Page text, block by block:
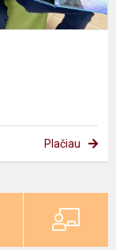
Plačiau